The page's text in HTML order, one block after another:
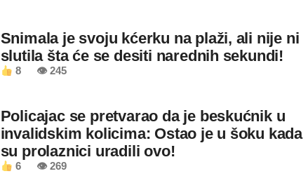
Snimala je svoju kćerku na plaži, ali nije ni
slutila šta će se desiti narednih sekundi!
8 👁 245
Policajac se pretvarao da je beskućnik u
invalidskim kolicima: Ostao je u šoku kada
su prolaznici uradili ovo!
6 👁 269